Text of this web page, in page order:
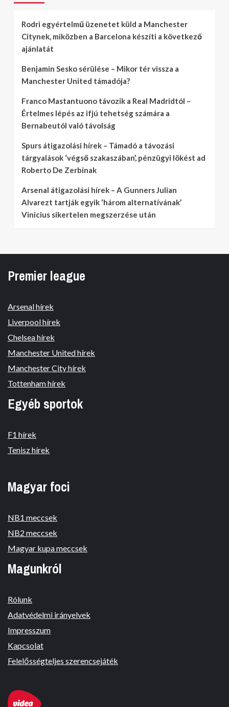
Rodri egyértelmű üzenetet küld a Manchester
Citynek, miközben a Barcelona készíti a következő
ajánlatát
Benjamin Sesko sérülése – Mikor tér vissza a
Manchester United támadója?
Franco Mastantuono távozik a Real Madridtól –
Értelmes lépés az ifjú tehetség számára a
Bernabeutól való távolság
Spurs átigazolási hírek – Támadó a távozási
tárgyalások ‘végső szakaszában’, pénzügyi lökést ad
Roberto De Zerbinak
Arsenal átigazolási hírek – A Gunners Julian
Alvarezt tartják egyik ‘három alternatívának’
Vinicius sikertelen megszerzése után
Premier league
Arsenal hírek
Liverpool hírek
Chelsea hírek
Manchester United hírek
Manchester City hírek
Tottenham hírek
Egyéb sportok
F1 hírek
Tenisz hírek
Magyar foci
NB1 meccsek
NB2 meccsek
Magyar kupa meccsek
Magunkról
Rólunk
Adatvédelmi irányelvek
Impresszum
Kapcsolat
Felelősségteljes szerencsejáték